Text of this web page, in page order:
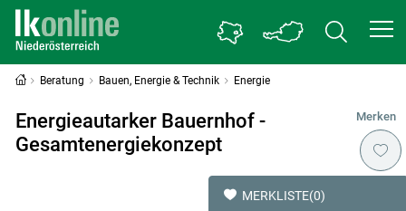
Beratung Bauen, Energie & Technik Energie
Merken
Energieautarker Bauernhof -
Gesamtenergiekonzept
MERKLISTE(0)